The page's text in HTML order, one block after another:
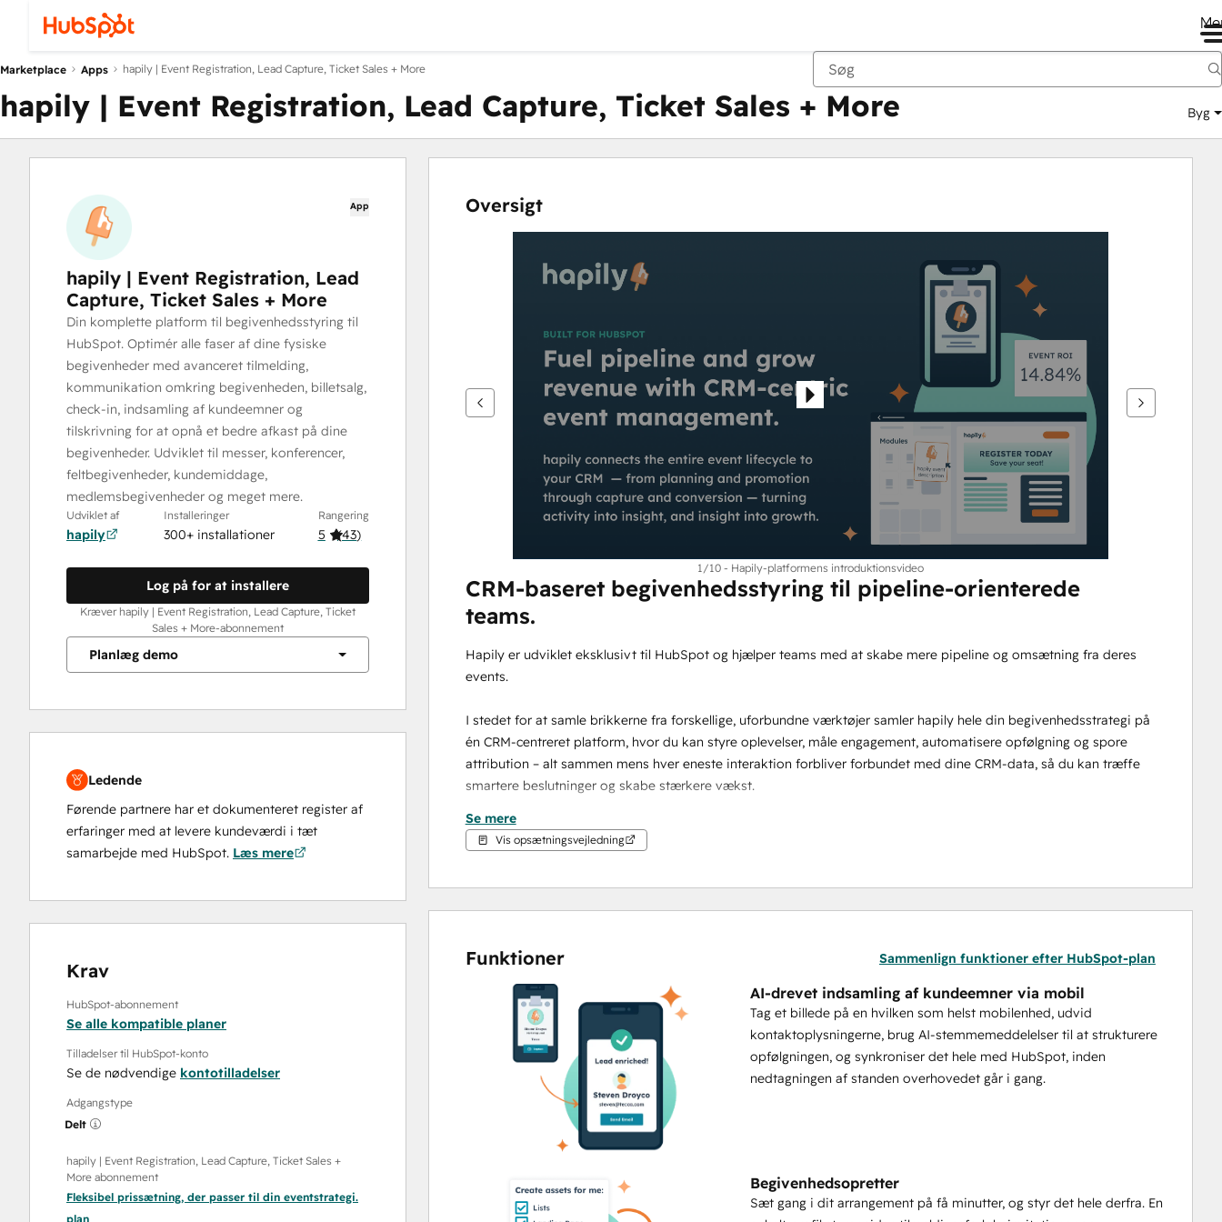
Marketplace Apps hapily | Event Registration, Lead Capture, Ticket Sales + More
hapily | Event Registration, Lead Capture, Ticket Sales + More Byg
App
hapily | Event Registration, Lead
Capture, Ticket Sales + More
Din komplette platform til begivenhedsstyring til
HubSpot. Optimér alle faser af dine fysiske
begivenheder med avanceret tilmelding,
kommunikation omkring begivenheden, billetsalg,
check-in, indsamling af kundeemner og
tilskrivning for at opnå et bedre afkast på dine
begivenheder. Udviklet til messer, konferencer,
feltbegivenheder, kundemiddage,
medlemsbegivenheder og meget mere.
Udviklet af
hapily
Installeringer
300+ installationer
Rangering
5 (43)
Log på for at installere
Kræver hapily | Event Registration, Lead Capture, Ticket
Sales + More-abonnement
Planlæg demo
Ledende
Førende partnere har et dokumenteret register af
erfaringer med at levere kundeværdi i tæt
samarbejde med HubSpot. Læs mere
Krav
HubSpot-abonnement
Se alle kompatible planer
Tilladelser til HubSpot-konto
Se de nødvendige kontotilladelser
Adgangstype
Delt
hapily | Event Registration, Lead Capture, Ticket Sales +
More abonnement
Fleksibel prissætning, der passer til din eventstrategi.
plan
Oversigt
1/10 - Hapily-platformens introduktionsvideo
CRM-baseret begivenhedsstyring til pipeline-orienterede
teams.
Hapily er udviklet eksklusivt til HubSpot og hjælper teams med at skabe mere pipeline og omsætning fra deres
events.
I stedet for at samle brikkerne fra forskellige, uforbundne værktøjer samler hapily hele din begivenhedsstrategi på
én CRM-centreret platform, hvor du kan styre oplevelser, måle engagement, automatisere opfølgning og spore
attribution – alt sammen mens hver eneste interaktion forbliver forbundet med dine CRM-data, så du kan træffe
smartere beslutninger og skabe stærkere vækst.
Fra tilmelding og markedsføring til engagement på selve arrangementet og attributering giver hapily dit team de
værktøjer og den oversigt, der skal til for at arbejde hurtigere, følge op smartere og få mere ud af dit
Begivenheder er ikke bare øjeblikke, de udgør en hel livscyklus, der skal bygge op mod din pipeline. hapily samler
alle faser i HubSpot og giver dit team den struktur og det overblik, der skal til for at planlægge effektivt, registrere
meningsfuldt engagement og følge op med kontekst, der rent faktisk konverterer. Hvert trin hænger sammen, så
intet går tabt mellem målgruppe, aktivitet og omsætning.
FØR — tiltræk den rigtige målgruppe
Tilmelding og landingssider
Sælg billetter
Målrettede invitationer og engagement før begivenheden
Indsigt i, hvem der kommer, og hvorfor
UNDER — registrer hver eneste samtale
Se mere
Vis opsætningsvejledning
Funktioner Sammenlign funktioner efter HubSpot-plan
AI-drevet indsamling af kundeemner via mobil
Tag et billede på en hvilken som helst mobilenhed, udvid
kontaktoplysningerne, brug AI-stemmemeddelelser til at strukturere
opfølgningen, og synkroniser det hele med HubSpot, inden
nedtagningen af standen overhovedet går i gang.
Begivenhedsopretter
Sæt gang i dit arrangement på få minutter, og styr det hele derfra. En